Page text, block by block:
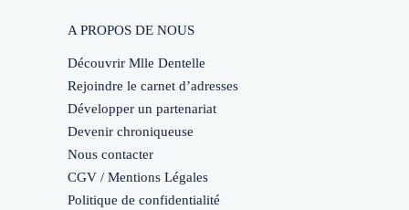
A PROPOS DE NOUS
Découvrir Mlle Dentelle
Rejoindre le carnet d’adresses
Développer un partenariat
Devenir chroniqueuse
Nous contacter
CGV / Mentions Légales
Politique de confidentialité